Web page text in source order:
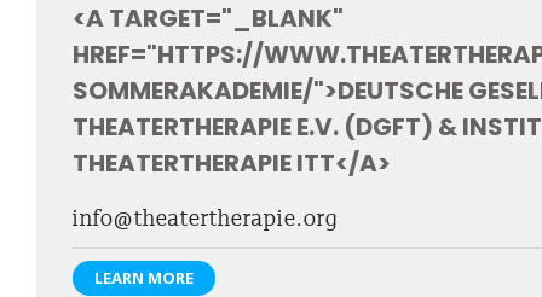
<A TARGET="_BLANK"
HREF="HTTPS://
SOMMERAKADEMIE/">DEUTSCHE
THEATERTHERAPIE E.V. (DGFT) &
THEATERTHERAPIE ITT</A>
info@theatertherapie.org
LEARN MORE